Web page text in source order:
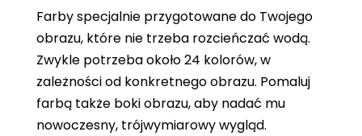
Farby specjalnie przygotowane do Twojego
obrazu, które nie trzeba rozcieńczać wodą.
Zwykle potrzeba około 24 kolorów, w
zależności od konkretnego obrazu. Pomaluj
farbą także boki obrazu, aby nadać mu
nowoczesny, trójwymiarowy wygląd.